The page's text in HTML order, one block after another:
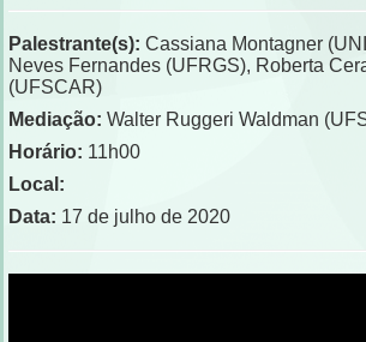
Palestrante(s): Cassiana Montagner
Neves Fernandes (UFRGS), Roberta
(UFSCAR)
Mediação: Walter Ruggeri Waldman
Horário: 11h00
Local:
Data: 17 de julho de 2020